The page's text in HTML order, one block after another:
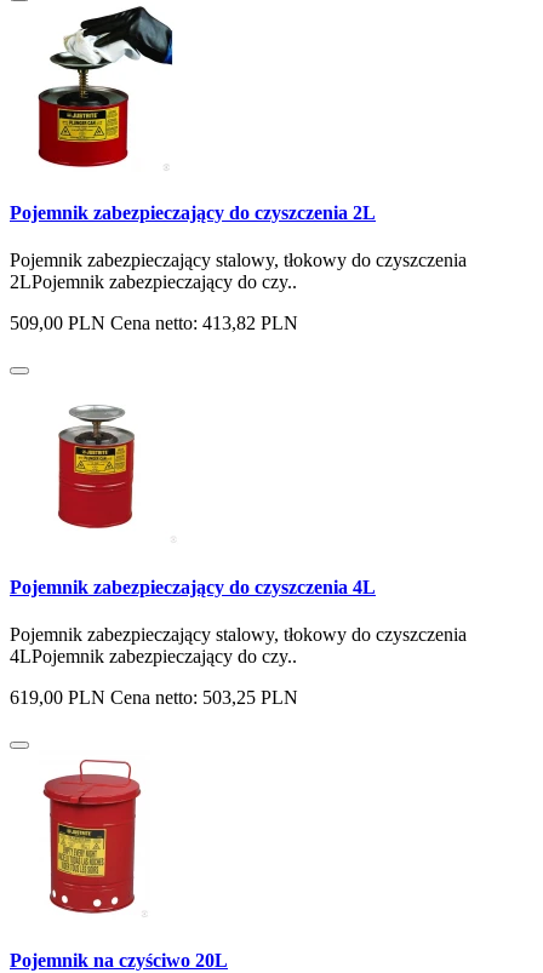
Pojemnik zabezpieczający do czyszczenia 2L
Pojemnik zabezpieczający stalowy, tłokowy do czyszczenia
2LPojemnik zabezpieczający do czy..
509,00 PLN Cena netto: 413,82 PLN
Pojemnik zabezpieczający do czyszczenia 4L
Pojemnik zabezpieczający stalowy, tłokowy do czyszczenia
4LPojemnik zabezpieczający do czy..
619,00 PLN Cena netto: 503,25 PLN
Pojemnik na czyściwo 20L